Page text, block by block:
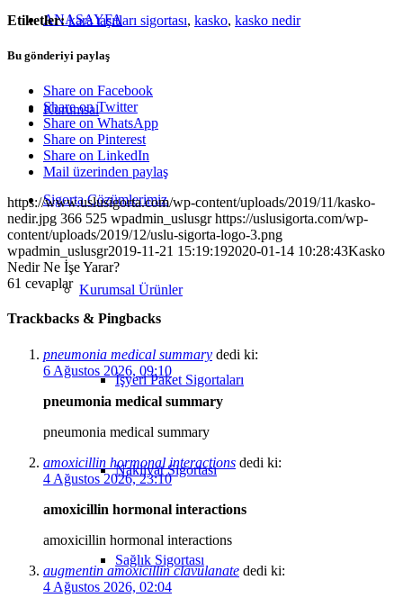
ANASAYFA
Kurumsal
Sigorta Çözümlerimiz
Kurumsal Ürünler
İşyeri Paket Sigortaları
Nakliyat Sigortası
Sağlık Sigortası
Etiketler: kara taşıtları sigortası, kasko, kasko nedir
Bu gönderiyi paylaş
Share on Facebook
Share on Twitter
Share on WhatsApp
Share on Pinterest
Share on LinkedIn
Mail üzerinden paylaş
https://www.uslusigorta.com/wp-content/uploads/2019/11/kasko-
nedir.jpg 366 525 wpadmin_uslusgr https://uslusigorta.com/wp-
content/uploads/2019/12/uslu-sigorta-logo-3.png
wpadmin_uslusgr2019-11-21 15:19:192020-01-14 10:28:43Kasko
Nedir Ne İşe Yarar?
61 cevaplar
Trackbacks & Pingbacks
pneumonia medical summary dedi ki:
6 Ağustos 2026, 09:10
pneumonia medical summary
pneumonia medical summary
amoxicillin hormonal interactions dedi ki:
4 Ağustos 2026, 23:10
amoxicillin hormonal interactions
amoxicillin hormonal interactions
augmentin amoxicillin clavulanate dedi ki:
4 Ağustos 2026, 02:04